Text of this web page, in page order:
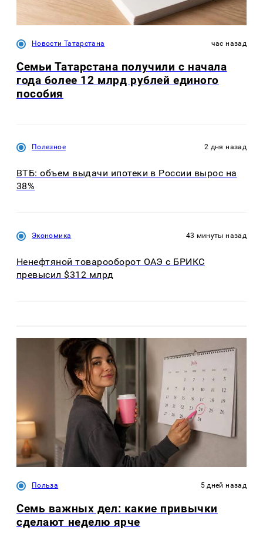
Новости Татарстана час назад
Семьи Татарстана получили с начала
года более 12 млрд рублей единого
пособия
Полезное 2 дня назад
ВТБ: объем выдачи ипотеки в России вырос на
38%
Экономика 43 минуты назад
Ненефтяной товарооборот ОАЭ с БРИКС
превысил $312 млрд
Польза 5 дней назад
Семь важных дел: какие привычки
сделают неделю ярче